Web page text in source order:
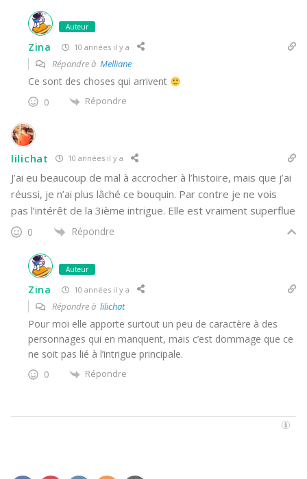
Auteur
Zina 10 années il y a
Répondre à Melliane
Ce sont des choses qui arrivent
0 Répondre
lilichat 10 années il y a
J’ai eu beaucoup de mal à accrocher à l’histoire, mais que j’ai
réussi, je n’ai plus lâché ce bouquin. Par contre je ne vois
pas l’intérêt de la 3ième intrigue. Elle est vraiment superflue
0 Répondre
Auteur
Zina 10 années il y a
Répondre à lilichat
Pour moi elle apporte surtout un peu de caractère à des
personnages qui en manquent, mais c’est dommage que ce
ne soit pas lié à l’intrigue principale.
0 Répondre